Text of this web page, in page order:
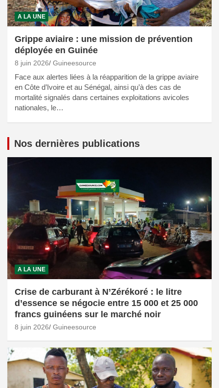
A LA UNE
Grippe aviaire : une mission de prévention
déployée en Guinée
8 juin 2026 Guineesource
Face aux alertes liées à la réapparition de la grippe aviaire
en Côte d’Ivoire et au Sénégal, ainsi qu’à des cas de
mortalité signalés dans certaines exploitations avicoles
nationales, le…
Nos dernières publications
A LA UNE
Crise de carburant à N’Zérékoré : le litre
d’essence se négocie entre 15 000 et 25 000
francs guinéens sur le marché noir
8 juin 2026 Guineesource